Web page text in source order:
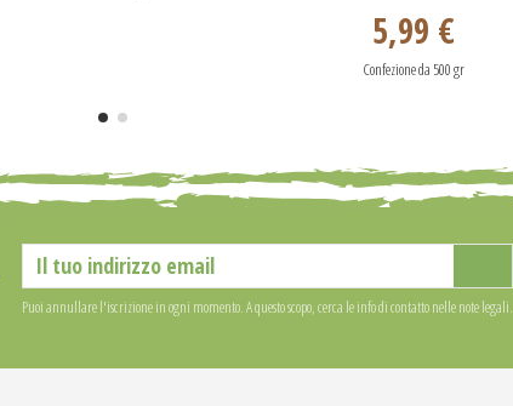
5,99 €
Confezione da 500 gr
Puoi annullare l'iscrizione in ogni momento. A questo scopo, cerca le info di contatto nelle note legali.